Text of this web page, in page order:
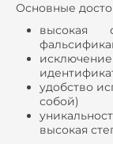
Основные
высокая
удобство
собой)
высокая